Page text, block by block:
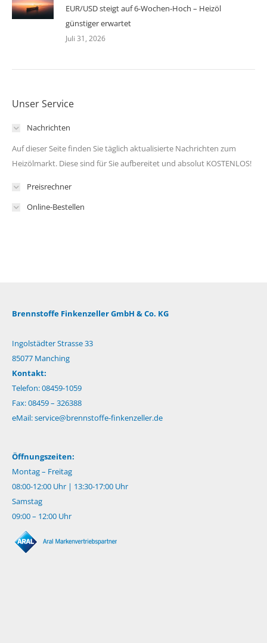
EUR/USD steigt auf 6-Wochen-Hoch – Heizöl
günstiger erwartet
Juli 31, 2026
Unser Service
Nachrichten
Auf dieser Seite finden Sie täglich aktualisierte Nachrichten zum
Heizölmarkt. Diese sind für Sie aufbereitet und absolut KOSTENLOS!
Preisrechner
Online-Bestellen
Brennstoffe Finkenzeller GmbH & Co. KG
Ingolstädter Strasse 33
85077 Manching
Kontakt:
Telefon: 08459-1059
Fax: 08459 – 326388
eMail:service@brennstoffe-finkenzeller.de
Öffnungszeiten:
Montag – Freitag
08:00-12:00 Uhr | 13:30-17:00 Uhr
Samstag
09:00 – 12:00 Uhr